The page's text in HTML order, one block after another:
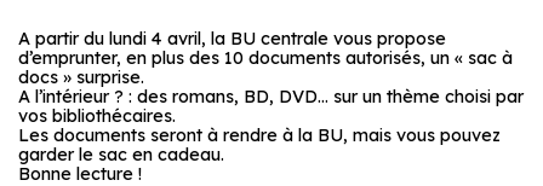
A partir du lundi 4 avril, la BU centrale vous propose
d’emprunter, en plus des 10 documents autorisés, un « sac à
docs » surprise.
A l’intérieur ? : des romans, BD, DVD… sur un thème choisi par
vos bibliothécaires.
Les documents seront à rendre à la BU, mais vous pouvez
garder le sac en cadeau.
Bonne lecture !